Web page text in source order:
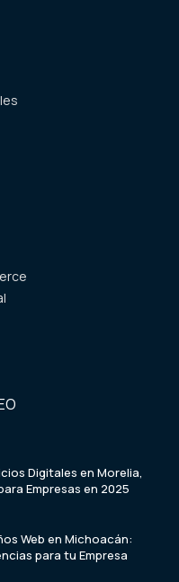
Digitales en Morelia,
Empresas en 2025
Web en Michoacán:
para tu Empresa